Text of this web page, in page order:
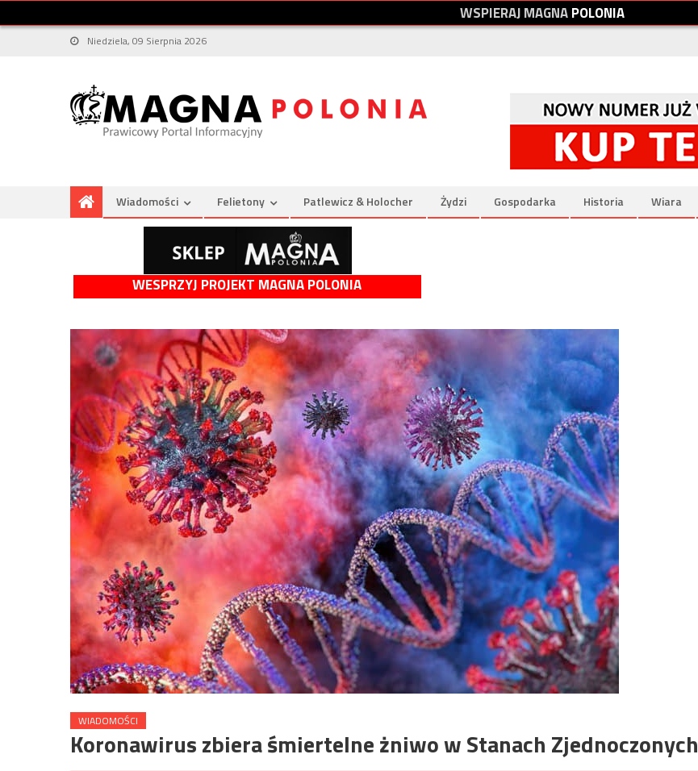
WSPIERAJMAGNAPOLONIA
Niedziela, 09 Sierpnia 2026
Wiadomości Felietony Patlewicz & Holocher Żydzi Gospodarka Historia Wiara
WESPRZYJ PROJEKT MAGNA POLONIA
WIADOMOŚCI
Koronawirus zbiera śmiertelne żniwo w Stanach Zjednoczonych